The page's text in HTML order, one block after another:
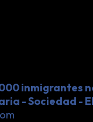
inmigrantes
- Sociedad -